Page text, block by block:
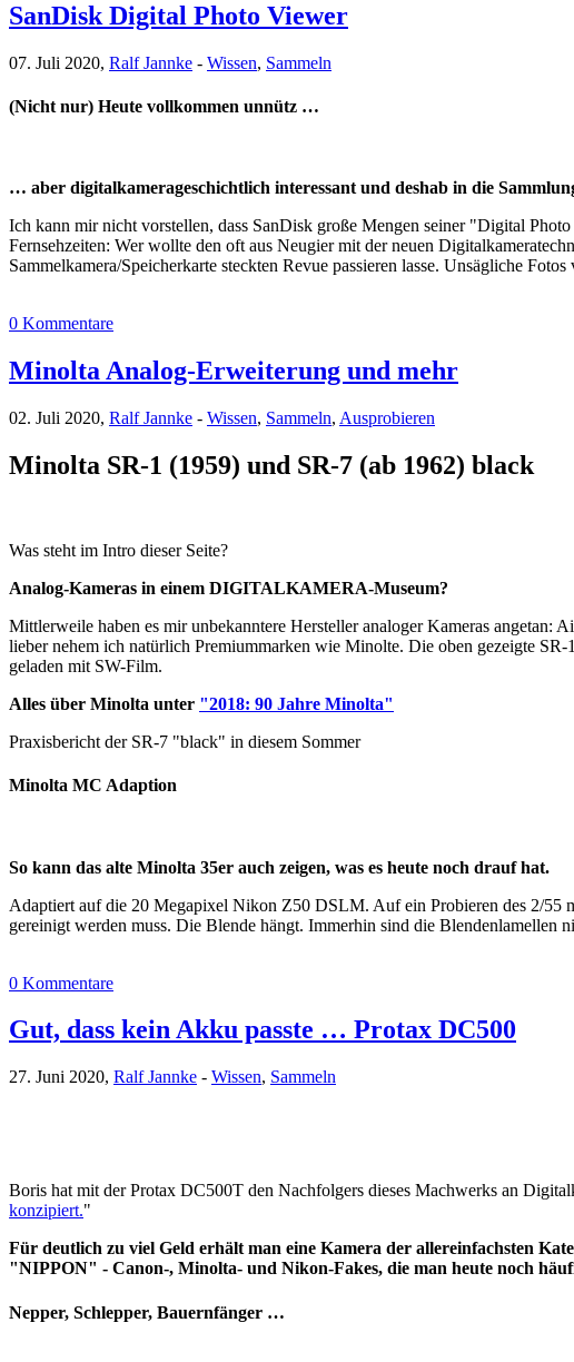
SanDisk Digital Photo Viewer
07. Juli 2020, Ralf Jannke - Wissen, Sammeln
(Nicht nur) Heute vollkommen unnütz …
… aber digitalkamerageschichtlich interessant und deshab in die
Ich kann mir nicht vorstellen, dass SanDisk große Mengen seiner "Digital
Fernsehzeiten: Wer wollte den oft aus Neugier mit der neuen
Sammelkamera/Speicherkarte steckten Revue passieren lasse. Unsägliche
0 Kommentare
Minolta Analog-Erweiterung und mehr
02. Juli 2020, Ralf Jannke - Wissen, Sammeln, Ausprobieren
Minolta SR-1 (1959) und SR-7 (ab 1962) black
Was steht im Intro dieser Seite?
Analog-Kameras in einem DIGITALKAMERA-Museum?
Mittlerweile haben es mir unbekanntere Hersteller analoger Kameras angetan:
lieber nehem ich natürlich Premiummarken wie Minolte. Die oben gezeigte
geladen mit SW-Film.
Alles über Minolta unter "2018: 90 Jahre Minolta"
Praxisbericht der SR-7 "black" in diesem Sommer
Minolta MC Adaption
So kann das alte Minolta 35er auch zeigen, was es heute noch drauf hat.
Adaptiert auf die 20 Megapixel Nikon Z50 DSLM. Auf ein Probieren des 2/55
gereinigt werden muss. Die Blende hängt. Immerhin sind die Blendenlamellen
0 Kommentare
Gut, dass kein Akku passte … Protax DC500
27. Juni 2020, Ralf Jannke - Wissen, Sammeln
Boris hat mit der Protax DC500T den Nachfolgers dieses Machwerks an
konzipiert."
Für deutlich zu viel Geld erhält man eine Kamera der allereinfachsten
"NIPPON" - Canon-, Minolta- und Nikon-Fakes, die man heute noch
Nepper, Schlepper, Bauernfänger …